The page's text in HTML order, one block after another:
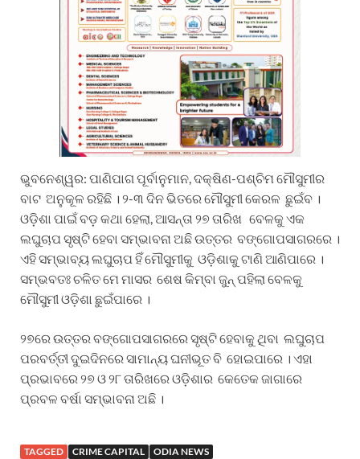
ଭୁବନେଶ୍ୱର: ପାଣିପାଗ ପୂର୍ବାନୁମାନ, ଦକ୍ଷିଣ-ପଶ୍ଚିମ ମୌସୁମୀର
ବାଟ ଅନୁକୂଳ ରହିଛି । ୨-୩ ଦିନ ଭିତରେ ମୌସୁମୀ କେରଳ ଛୁଇଁବ ।
ଓଡ଼ିଶା ପାଇଁ ବଡ଼ କଥା ହେଲା, ଆସନ୍ତା ୨୭ ତାରିଖ ବେଳକୁ ଏକ
ଲଘୁଚାପ ସୃଷ୍ଟି ହେବା ସମ୍ଭାବନା ଅଛି ଉତ୍ତର ବଙ୍ଗୋପସାଗରରେ ।
ଏହି ସମ୍ଭାବ୍ୟ ଲଘୁଚାପ ହିଁ ମୌସୁମୀକୁ ଓଡ଼ିଶାକୁ ଟାଣି ଆଣିପାରେ ।
ସମ୍ଭବତଃ ଚଳିତ ମେ ମାସର ଶେଷ କିମ୍ବା ଜୁନ୍‌ ପହିଲା ବେଳକୁ
ମୌସୁମୀ ଓଡ଼ିଶା ଛୁଇଁପାରେ ।
୨୭ରେ ଉତ୍ତର ବଙ୍ଗୋପସାଗରରେ ସୃଷ୍ଟି ହେବାକୁ ଥିବା ଲଘୁଚାପ
ପରବର୍ତ୍ତୀ ଦୁଇଦିନରେ ସାମାନ୍ୟ ଘନୀଭୂତ ବି ହୋଇପାରେ । ଏହା
ପ୍ରଭାବରେ ୨୭ ଓ ୨୮ ତାରିଖରେ ଓଡ଼ିଶାର କେତେକ ଜାଗାରେ
ପ୍ରବଳ ବର୍ଷା ସମ୍ଭାବନା ଅଛି ।
TAGGED CRIME CAPITAL ODIA NEWS